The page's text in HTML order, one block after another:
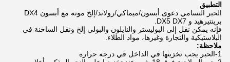
التطبيق
الحبر التسامي دعوى أبسون/ميماكي/رولاند/إلخ موته مع أبسون DX4
برينتيرهيد و DX5 DX7.
فإنه يمكن نقل إلى البوليستر والنايلون والبولي إلخ ونقل الساخنة في
البلاستيكية والنجارة وغيرها، مواد الطلاء.
ملاحظة:
1-الحبر يجب تخزينها في الداخل في درجة حرارة